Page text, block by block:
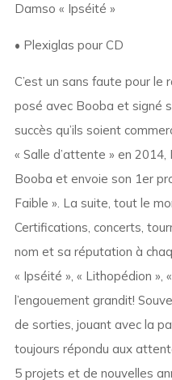
Damso « Ipséité »
• Plexiglas pour CD
C’est un sans faute pour le
posé avec Booba et signé
succès qu’ils soient
« Salle d’attente » en
Booba et envoie son 1er
Faible ». La suite, tout le
Certifications, concerts,
nom et sa réputation à
« Ipséité », « Lithopédion »,
l’engouement grandit!
de sorties, jouant avec la
toujours répondu aux
5 projets et de nouvelles